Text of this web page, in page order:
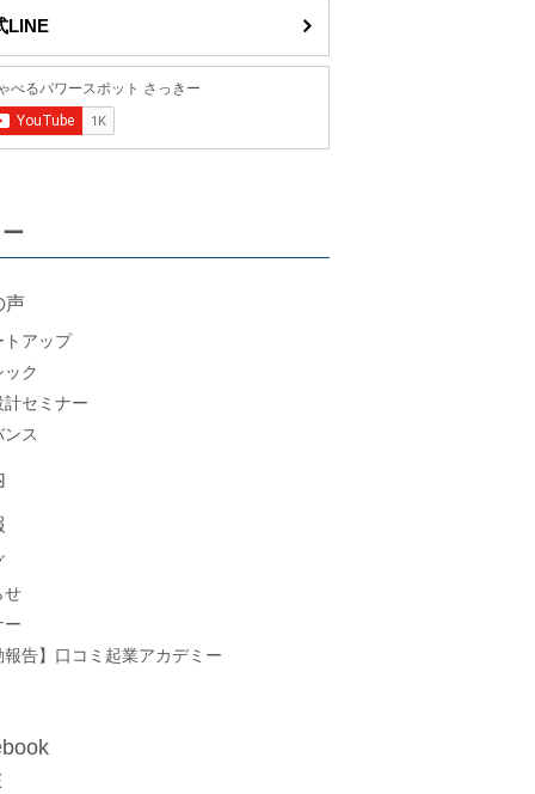
LINE
声
トアップ
ク
計セミナー
ス
せ
ー
報告】口コミ起業アカデミー